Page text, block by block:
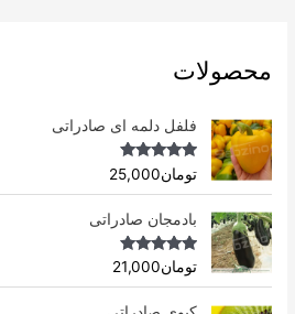
محصولات
فلفل دلمه ای صادراتی
Rated4.96
out of 5
تومان25,000
بادمجان صادراتی
Rated4.75
out of 5
تومان21,000